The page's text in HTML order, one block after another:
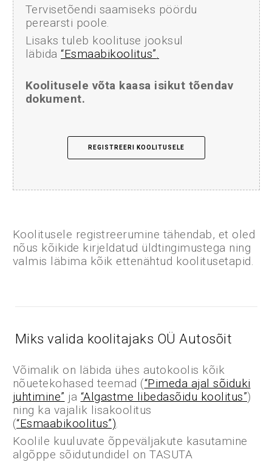
Tervisetõendi saamiseks pöördu
perearsti poole.
Lisaks tuleb koolituse jooksul
läbida “Esmaabikoolitus”.
Koolitusele võta kaasa isikut tõendav
dokument.
REGISTREERI KOOLITUSELE
Koolitusele registreerumine tähendab, et oled
nõus kõikide kirjeldatud üldtingimustega ning
valmis läbima kõik ettenähtud koolitusetapid.
Miks valida koolitajaks OÜ Autosõit
Võimalik on läbida ühes autokoolis kõik
nõuetekohased teemad (“Pimeda ajal sõiduki
juhtimine” ja “Algastme libedasõidu koolitus”)
ning ka vajalik lisakoolitus
(“Esmaabikoolitus”).
Koolile kuuluvate õppeväljakute kasutamine
algõppe sõidutundidel on TASUTA